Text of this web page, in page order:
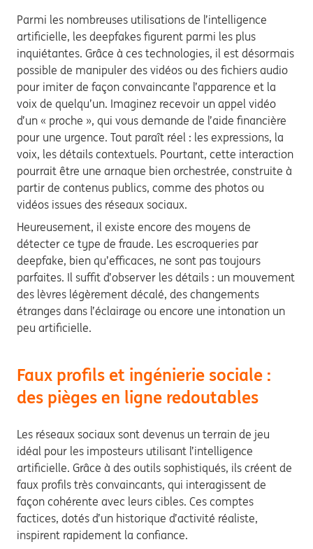
Parmi les nombreuses utilisations de l’intelligence
artificielle, les deepfakes figurent parmi les plus
inquiétantes. Grâce à ces technologies, il est désormais
possible de manipuler des vidéos ou des fichiers audio
pour imiter de façon convaincante l’apparence et la
voix de quelqu’un. Imaginez recevoir un appel vidéo
d’un « proche », qui vous demande de l’aide financière
pour une urgence. Tout paraît réel : les expressions, la
voix, les détails contextuels. Pourtant, cette interaction
pourrait être une arnaque bien orchestrée, construite à
partir de contenus publics, comme des photos ou
vidéos issues des réseaux sociaux.
Heureusement, il existe encore des moyens de
détecter ce type de fraude. Les escroqueries par
deepfake, bien qu’efficaces, ne sont pas toujours
parfaites. Il suffit d’observer les détails : un mouvement
des lèvres légèrement décalé, des changements
étranges dans l’éclairage ou encore une intonation un
peu artificielle.
Faux profils et ingénierie sociale :
des pièges en ligne redoutables
Les réseaux sociaux sont devenus un terrain de jeu
idéal pour les imposteurs utilisant l’intelligence
artificielle. Grâce à des outils sophistiqués, ils créent de
faux profils très convaincants, qui interagissent de
façon cohérente avec leurs cibles. Ces comptes
factices, dotés d’un historique d’activité réaliste,
inspirent rapidement la confiance.